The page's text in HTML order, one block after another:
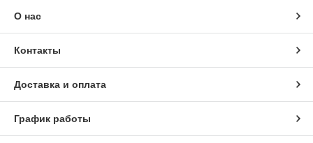
О нас
Контакты
Доставка и оплата
График работы